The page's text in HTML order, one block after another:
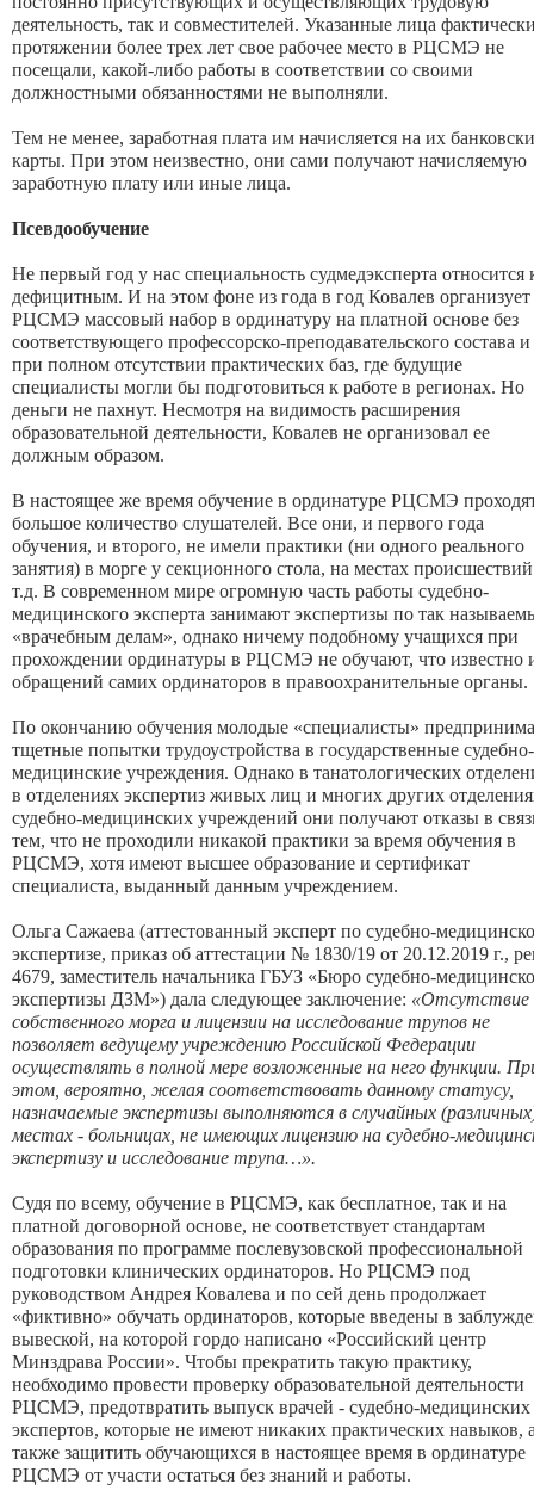
деятельность, так и совместителей. Указанные лица
протяжении более трех лет свое рабочее место в РЦСМЭ не
посещали, какой-либо работы в соответствии со своими
должностными обязанностями не выполняли.
Тем не менее, заработная плата им начисляется на их
карты. При этом неизвестно, они сами получают начисляемую
заработную плату или иные лица.
Псевдообучение
Не первый год у нас специальность судмедэксперта относится
дефицитным. И на этом фоне из года в год Ковалев организует
РЦСМЭ массовый набор в ординатуру на платной основе без
соответствующего профессорско-преподавательского состава и
при полном отсутствии практических баз, где будущие
специалисты могли бы подготовиться к работе в регионах. Но
деньги не пахнут. Несмотря на видимость расширения
образовательной деятельности, Ковалев не организовал ее
должным образом.
В настоящее же время обучение в ординатуре РЦСМЭ
большое количество слушателей. Все они, и первого года
обучения, и второго, не имели практики (ни одного реального
занятия) в морге у секционного стола, на местах
т.д. В современном мире огромную часть работы судебно-
медицинского эксперта занимают экспертизы по так
«врачебным делам», однако ничему подобному учащихся при
прохождении ординатуры в РЦСМЭ не обучают, что известно
обращений самих ординаторов в правоохранительные органы.
По окончанию обучения молодые «специалисты»
тщетные попытки трудоустройства в государственные судебно-
медицинские учреждения. Однако в танатологических
в отделениях экспертиз живых лиц и многих других
судебно-медицинских учреждений они получают отказы в
тем, что не проходили никакой практики за время обучения в
РЦСМЭ, хотя имеют высшее образование и сертификат
специалиста, выданный данным учреждением.
Ольга Сажаева (аттестованный эксперт по судебно-
экспертизе, приказ об аттестации № 1830/19 от 20.12.2019 г.,
4679, заместитель начальника ГБУЗ «Бюро судебно-
экспертизы ДЗМ») дала следующее заключение: «Отсутствие
собственного морга и лицензии на исследование трупов не
позволяет ведущему учреждению Российской Федерации
осуществлять в полной мере возложенные на него функции.
этом, вероятно, желая соответствовать данному статусу,
назначаемые экспертизы выполняются в случайных
местах - больницах, не имеющих лицензию на судебно-
экспертизу и исследование трупа…».
Судя по всему, обучение в РЦСМЭ, как бесплатное, так и на
платной договорной основе, не соответствует стандартам
образования по программе послевузовской профессиональной
подготовки клинических ординаторов. Но РЦСМЭ под
руководством Андрея Ковалева и по сей день продолжает
«фиктивно» обучать ординаторов, которые введены в
вывеской, на которой гордо написано «Российский центр
Минздрава России». Чтобы прекратить такую практику,
необходимо провести проверку образовательной деятельности
РЦСМЭ, предотвратить выпуск врачей - судебно-медицинских
экспертов, которые не имеют никаких практических навыков,
также защитить обучающихся в настоящее время в ординатуре
РЦСМЭ от участи остаться без знаний и работы.